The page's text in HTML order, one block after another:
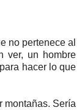
no pertenece al
ver, un hombre
hacer lo que
montañas. Sería